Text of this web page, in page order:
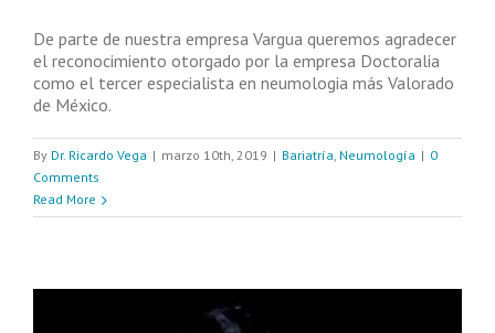
De parte de nuestra empresa Vargua queremos agradecer
el reconocimiento otorgado por la empresa Doctoralia
como el tercer especialista en neumologia más Valorado
de México.
By Dr. Ricardo Vega | marzo 10th, 2019 | Bariatría Neumología | 0
Comments
Read More